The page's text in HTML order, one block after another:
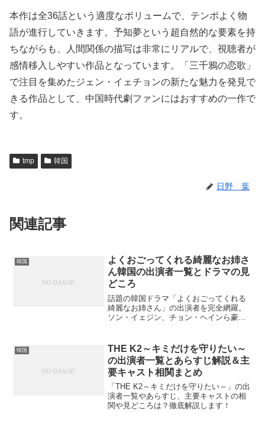
本作は全36話という適度なボリュームで、テンポよく物
語が進行していきます。予知夢という超自然的な要素を持
ちながらも、人間関係の描写は非常にリアルで、視聴者が
感情移入しやすい作品となっています。「三千鴉の恋歌」
で注目を集めたジェン・イェチョンの新たな魅力を発見で
きる作品として、中国時代劇ファンにはおすすめの一作で
す。
tmp 韓国
日野 葉
関連記事
韓国
よくおごってくれる綺麗なお姉さ
ん韓国の出演者一覧とドラマの見
どころ
話題の韓国ドラマ「よくおごってくれる
綺麗なお姉さん」の出演者を完全網羅。
ソン・イェジン、チョン・ヘインら豪華
魅力をすべて知っていますか？
韓国
THE K2～キミだけを守りたい～
の出演者一覧とあらすじ解説＆主
要キャスト相関まとめ
「THE K2～キミだけを守りたい～」の出
演者一覧やあらすじ、主要キャストの相
関や見どころは？徹底解説します！